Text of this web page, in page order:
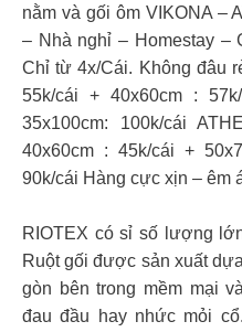
nằm và gối ôm VIKONA –
– Nhà nghỉ – Homestay –
Chỉ từ 4x/Cái. Không đâu
55k/cái + 40x60cm :
35x100cm: 100k/cái
40x60cm : 45k/cái +
90k/cái Hàng cực xịn – êm
RIOTEX có sỉ số lượng
Ruột gối được sản xuất
gòn bên trong mềm mại
đau đầu hay nhức mỏi